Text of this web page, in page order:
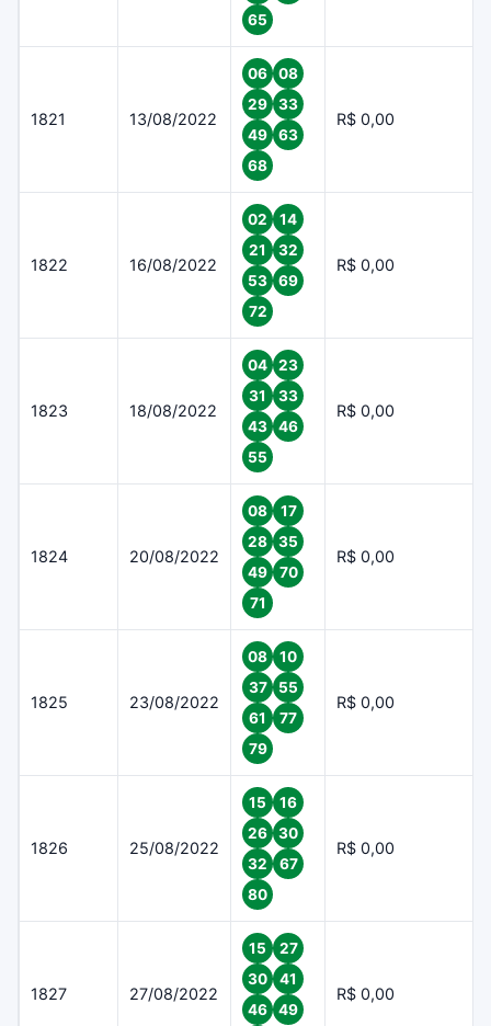
65
1821 13/08/2022
06
08
29
33
49
63
68
R$ 0,00
1822 16/08/2022
02
14
21
32
53
69
72
R$ 0,00
1823 18/08/2022
04
23
31
33
43
46
55
R$ 0,00
1824 20/08/2022
08
17
28
35
49
70
71
R$ 0,00
1825 23/08/2022
08
10
37
55
61
77
79
R$ 0,00
1826 25/08/2022
15
16
26
30
32
67
80
R$ 0,00
1827 27/08/2022
15
27
30
41
46
49
R$ 0,00